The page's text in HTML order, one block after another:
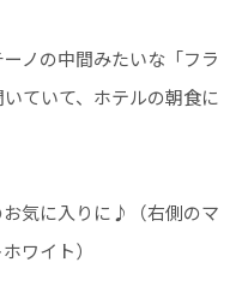
ノの中間みたいな「フラ
ていて、ホテルの朝食に
気に入りに♪（右側のマ
ワイト）